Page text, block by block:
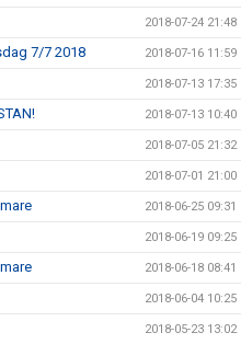
2018-07-24 21:48
7/7 2018 2018-07-16 11:59
2018-07-13 17:35
2018-07-13 10:40
2018-07-05 21:32
2018-07-01 21:00
2018-06-25 09:31
2018-06-19 09:25
2018-06-18 08:41
2018-06-04 10:25
2018-05-23 13:02